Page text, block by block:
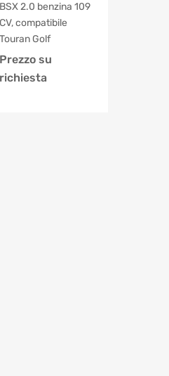
BSX 2.0 benzina 109
CV, compatibile
Touran Golf
Prezzo su
richiesta